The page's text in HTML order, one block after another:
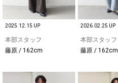
2025.12.15 UP
本部スタッフ
藤原 / 162cm
2026.02.25 UP
本部スタッフ
藤原 / 162cm